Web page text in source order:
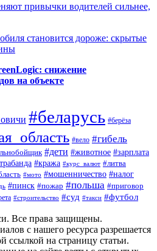
привычки водителей сильнее,
становится дороже: скрытые
снижение
на объекте
#беларусь #берёза
#вело #гибель
#дети #животное #зарплата
#кража #курс_валют #литва
#мото #мошенничество #налог
#пинск #пожар #польша #приговор
#строительство #суд #такси #футбол
Все права защищены.
с нашего ресурса разрешается
ссылкой на страницу статьи.